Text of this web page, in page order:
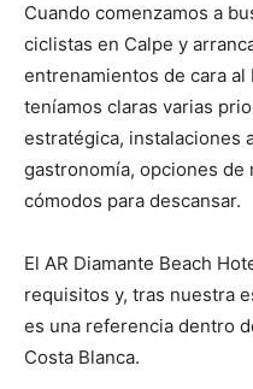
Cuando comenzamos a
ciclistas en Calpe y
entrenamientos de cara
teníamos claras varias
estratégica, instalaciones
gastronomía, opciones de
cómodos para descansar.
El AR Diamante Beach
requisitos y, tras nuestra
es una referencia dentro
Costa Blanca.